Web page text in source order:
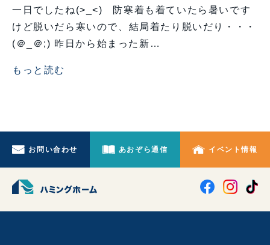
一日でしたね(>_<) 防寒着も着ていたら暑いです
けど脱いだら寒いので、結局着たり脱いだり・・・
(＠_＠;) 昨日から始まった新…
もっと読む
お問い合わせ あおぞら通信 イベント情報